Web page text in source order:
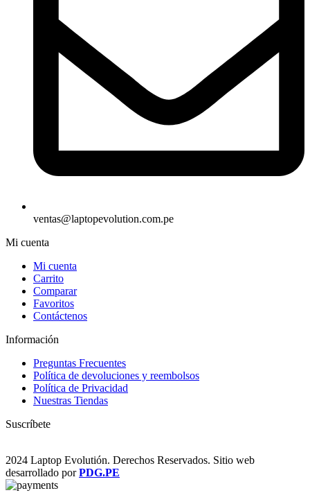
ventas@laptopevolution.com.pe
Mi cuenta
Mi cuenta
Carrito
Comparar
Favoritos
Contáctenos
Información
Preguntas Frecuentes
Política de devoluciones y reembolsos
Política de Privacidad
Nuestras Tiendas
Suscríbete
2024 Laptop Evolutión. Derechos Reservados. Sitio web
desarrollado porPDG.PE